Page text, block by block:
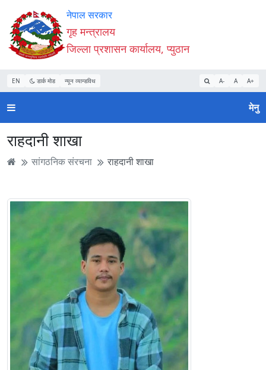
Accessibility
Mode
सुरु
गर्नुहोस्
सामाग्री
पढ्नुहाेस्
नेभिगेसन
पढ्नुहाेस्
वेबसाइट
खोजमा
जानुहोस्
नेपाल सरकार
गृह मन्त्रालय
जिल्ला प्रशासन कार्यालय, प्युठान
EN डार्क मोड न्यून व्यान्डविथ A- A A+
मेनु
राहदानी शाखा
सांगठनिक संरचना राहदानी शाखा